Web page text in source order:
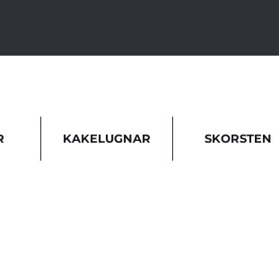
KAKELUGNAR SKORSTEN